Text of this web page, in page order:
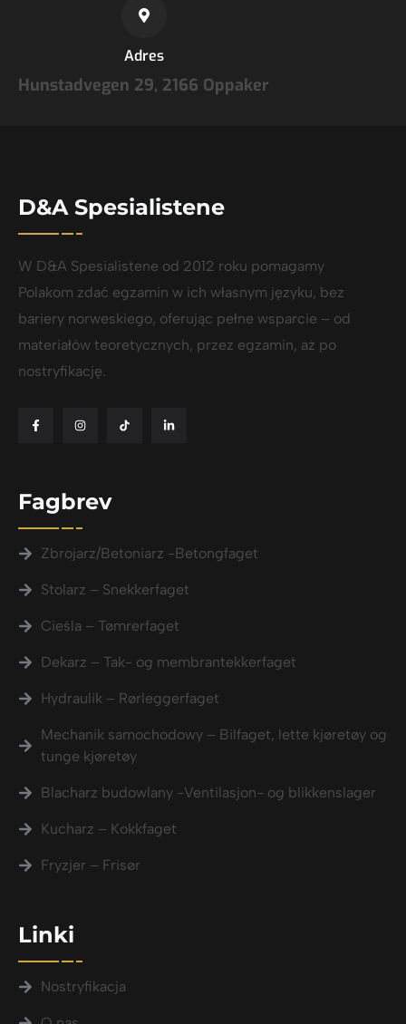
Adres
Hunstadvegen 29, 2166 Oppaker
D&A Spesialistene
W D&A Spesialistene od 2012 roku pomagamy
Polakom zdać egzamin w ich własnym języku, bez
bariery norweskiego, oferując pełne wsparcie – od
materiałów teoretycznych, przez egzamin, aż po
nostryfikację.
Fagbrev
Zbrojarz/Betoniarz -Betongfaget
Stolarz – Snekkerfaget
Cieśla – Tømrerfaget
Dekarz – Tak- og membrantekkerfaget
Hydraulik – Rørleggerfaget
Mechanik samochodowy – Bilfaget, lette kjøretøy og
tunge kjøretøy
Blacharz budowlany -Ventilasjon- og blikkenslager
Kucharz – Kokkfaget
Fryzjer – Frisør
Linki
Nostryfikacja